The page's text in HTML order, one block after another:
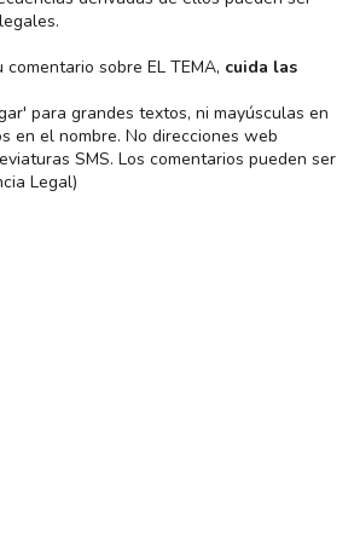
sobre EL TEMA, cuida las
para grandes textos, ni mayúsculas en
en el nombre. No direcciones web
SMS. Los comentarios pueden ser
Legal)